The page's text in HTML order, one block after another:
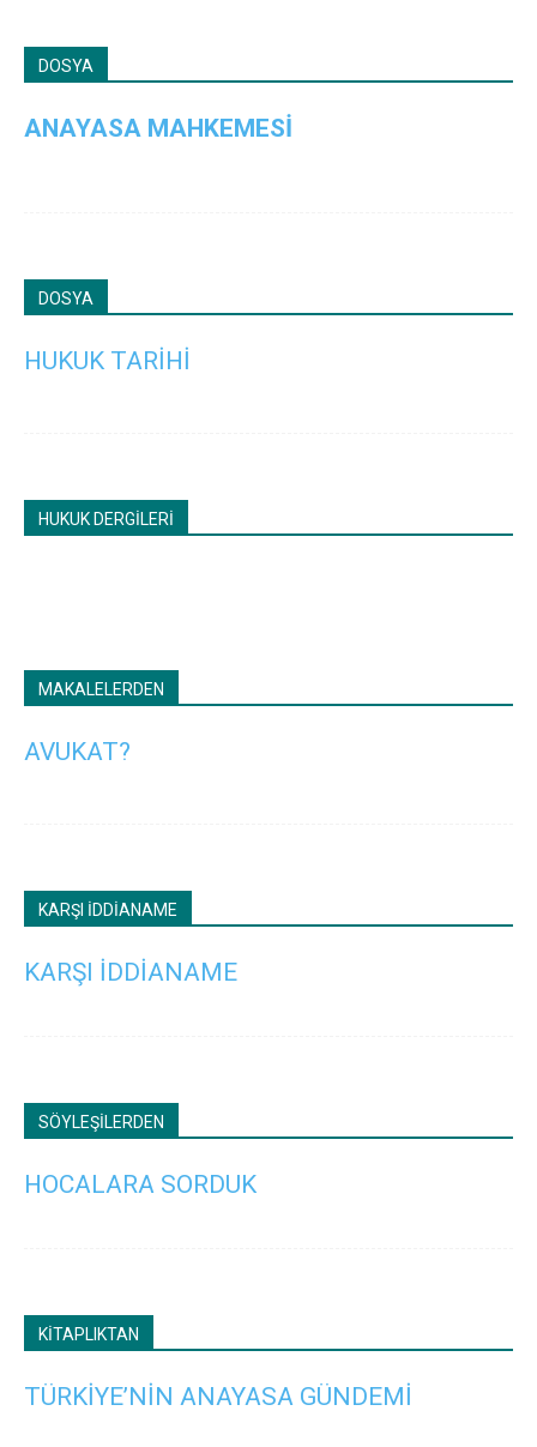
DOSYA
ANAYASA MAHKEMESİ
DOSYA
HUKUK TARİHİ
HUKUK DERGİLERİ
MAKALELERDEN
AVUKAT?
KARŞI İDDİANAME
KARŞI İDDİANAME
SÖYLEŞİLERDEN
HOCALARA SORDUK
KİTAPLIKTAN
TÜRKİYE’NİN ANAYASA GÜNDEMİ